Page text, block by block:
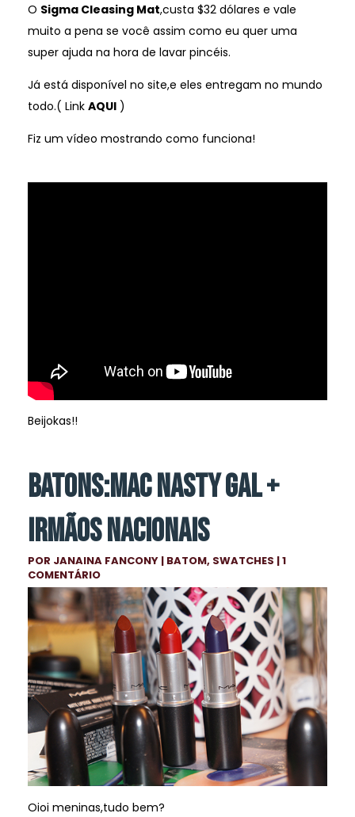
O Sigma Cleasing Mat,custa $32 dólares e vale
muito a pena se você assim como eu quer uma
super ajuda na hora de lavar pincéis.
Já está disponível no site,e eles entregam no mundo
todo.( Link AQUI )
Fiz um vídeo mostrando como funciona!
Beijokas!!
BATONS:MAC NASTY GAL +
IRMÃOS NACIONAIS
POR JANAINA FANCONY | BATOM, SWATCHES | 1
COMENTÁRIO
Oioi meninas,tudo bem?